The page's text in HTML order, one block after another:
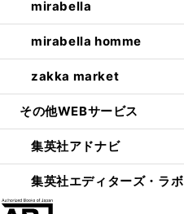
mirabella
mirabella homme
zakka market
その他WEBサービス
集英社アドナビ
集英社エディターズ・ラボ